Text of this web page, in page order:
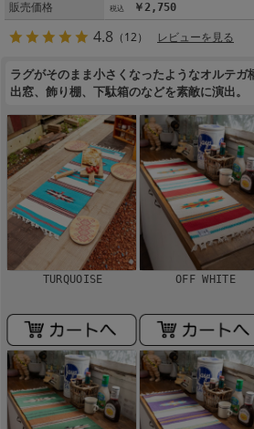
販売価格
￥2,750
4.8 （12） レビューを見る
ラグがそのまま小さくなったようなオルテガ
出窓、飾り棚、下駄箱のなどを素敵に演出。
TURQUOISE
OFF WHITE